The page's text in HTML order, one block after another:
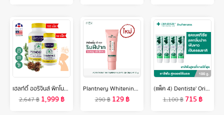
เฮลท์ตี้ ออริจินส์ พิกโนจินอล 30 mg แคปซูล Healthy Origins Pycnogenol French Marine Pine Bark สารสกัดเปลือกสนฝรั่งเศส /กินร่วมกับ แอสต้าแซนทีน คอลลาเจน ถังเช่า กลูต้า ลูทีน ไลโคปีน ขมิ้นชัน วิตามินซี
2,647฿ 1,999฿
Plantnery Whitening Vegan Lip Serum 10 g
290฿ 129฿
(แพ็ค 4) Dentiste' Original Toothpaste 100 g. ยาสีฟันเดนทิสเต้ ช่วยลดแบคทีเรีย ยับยั้งการสะสมของแบคทีเรียนานถึง 8 ชั่วโมง ลดกลิ่นปาก ลมหายใจหอมสดชื่น
1,100฿ 715 ฿